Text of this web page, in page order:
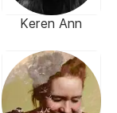
Keren Ann